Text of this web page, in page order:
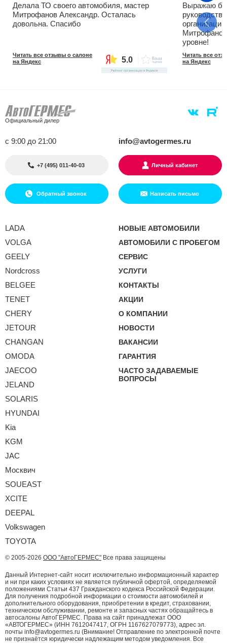
Делала ТО своего автомобиля, мастер
Митрофанов Александр. Осталась
довольна. Спасибо
Читать все отзывы о салоне
на Яндекс
5.0
Выражаю
уровне!
Читать все
на Яндекс
Официальный дилер
с 9:00 до 21:00 info@avtogermes.ru
+7 (495) 011-40-03 Личный кабинет
Обратный звонок Написать письмо
LADA
VOLGA
GEELY
Nordcross
BELGEE
TENET
CHERY
JETOUR
CHANGAN
OMODA
JAECOO
JELAND
SOLARIS
HYUNDAI
Kia
KGM
JAC
Москвич
SOUEAST
XCITE
DEEPAL
Volkswagen
TOYOTA
НОВЫЕ АВТОМОБИЛИ
АВТОМОБИЛИ С ПРОБЕГОМ
СЕРВИС
УСЛУГИ
КОНТАКТЫ
АКЦИИ
О КОМПАНИИ
НОВОСТИ
ВАКАНСИИ
ГАРАНТИЯ
ЧАСТО ЗАДАВАЕМЫЕ
ВОПРОСЫ
© 2005-2026 ООО "АвтоГЕРМЕС" Все права защищены
Данный Интернет-сайт носит исключительно информационный характер
и ни при каких условиях не является публичной офертой, определяемой
положениями Статьи 437 Гражданского кодекса Российской Федерации.
Для получения подробной информации о стоимости автомобилей и
дополнительного оборудования, приобретении в кредит, страховании,
техническом обслуживании, ремонте и запасных частях обращайтесь в
автосалоны АвтоГЕРМЕС. Права на сайт принадлежат ООО
«АВТОГЕРМЕС» (ИНН 7612047417, ОГРН 1167627079773), адрес эл.
почты info@avtogermes.ru (Внимание! Отправление по электронной почте
не признаётся юридически надлежащим методом уведомления. Все